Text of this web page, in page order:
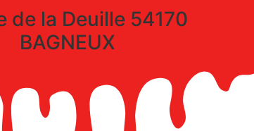
de la Deuille 54170
BAGNEUX